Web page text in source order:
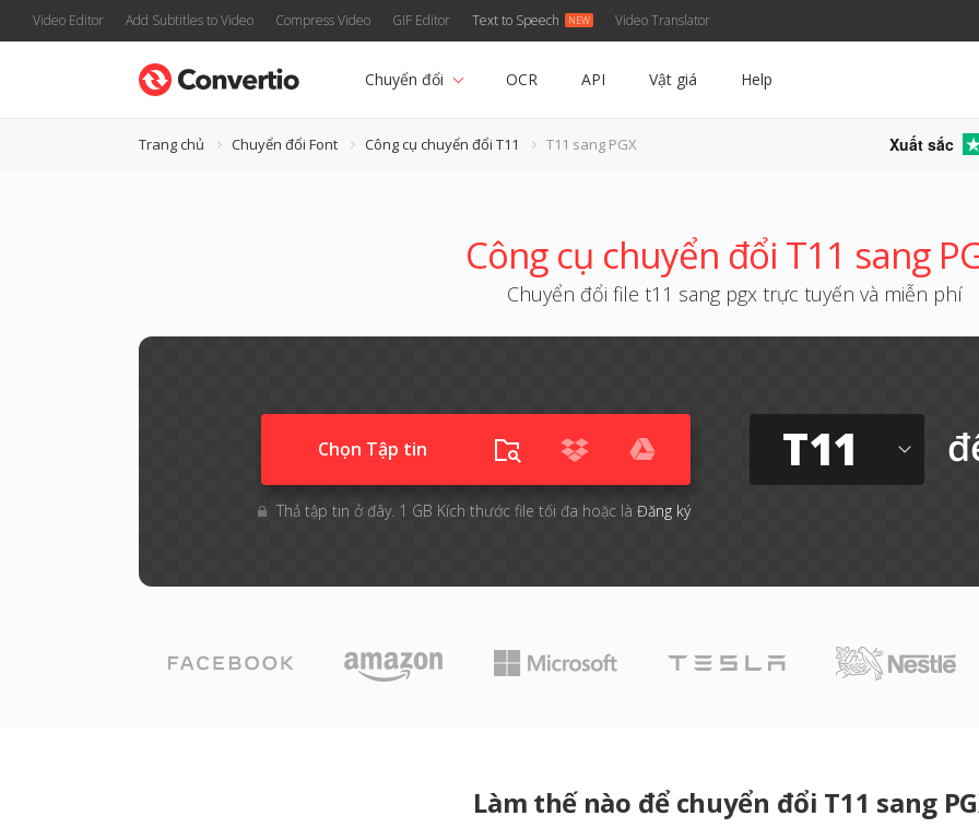
Video Editor Add Subtitles to Video Compress Video GIF Editor Text to Speech Video Translator
Chuyển đổi OCR API Vật giá Help
Trang chủ Chuyển đổi Font Công cụ chuyển đổi T11 T11 sang PGX Xuất sắc
Công cụ chuyển đổi T11 sang
Chuyển đổi file t11 sang pgx trực tuyến và miễn phí
Chọn Tập tin
Thả tập tin ở đây. 1 GB Kích thước file tối đa hoặc là Đăng ký
T11
Làm thế nào để chuyển đổi T11 sang